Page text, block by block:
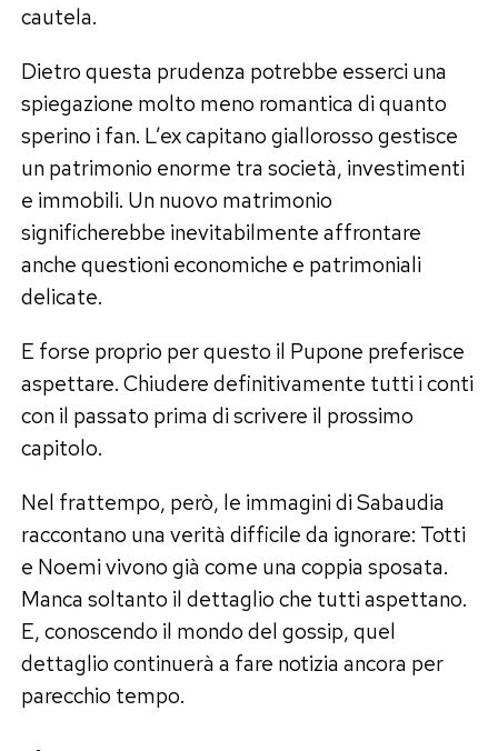
cautela.
Dietro questa prudenza potrebbe esserci una
spiegazione molto meno romantica di quanto
sperino i fan. L’ex capitano giallorosso gestisce
un patrimonio enorme tra società, investimenti
e immobili. Un nuovo matrimonio
significherebbe inevitabilmente affrontare
anche questioni economiche e patrimoniali
delicate.
E forse proprio per questo il Pupone preferisce
aspettare. Chiudere definitivamente tutti i conti
con il passato prima di scrivere il prossimo
capitolo.
Nel frattempo, però, le immagini di Sabaudia
raccontano una verità difficile da ignorare: Totti
e Noemi vivono già come una coppia sposata.
Manca soltanto il dettaglio che tutti aspettano.
E, conoscendo il mondo del gossip, quel
dettaglio continuerà a fare notizia ancora per
parecchio tempo.